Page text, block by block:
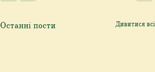
Останні пости Дивитися всі